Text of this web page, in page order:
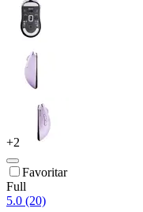
+2
Favoritar
Full
5.0 (20)